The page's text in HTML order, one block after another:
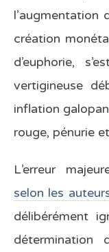
l’augmentation
création
d’euphorie,
vertigineuse
inflation
rouge, pénurie
L’erreur
selon les
délibérément
détermination